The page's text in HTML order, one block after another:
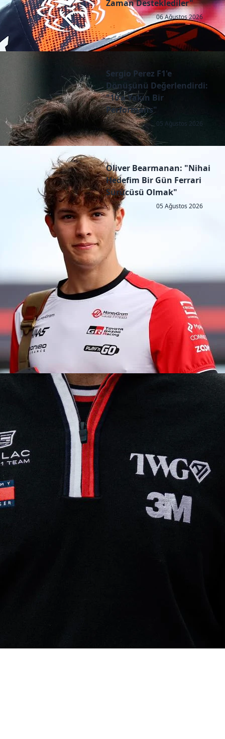
Zaman Desteklediler"
06 Ağustos 2026
Sergio Perez F1'e
Dönüşünü Değerlendirdi:
"10'a Yakın Bir
Performans"
05 Ağustos 2026
Oliver Bearmanan: "Nihai
Hedefim Bir Gün Ferrari
Sürücüsü Olmak"
05 Ağustos 2026
Copyright © 2026 - All right reserved by RaceResult